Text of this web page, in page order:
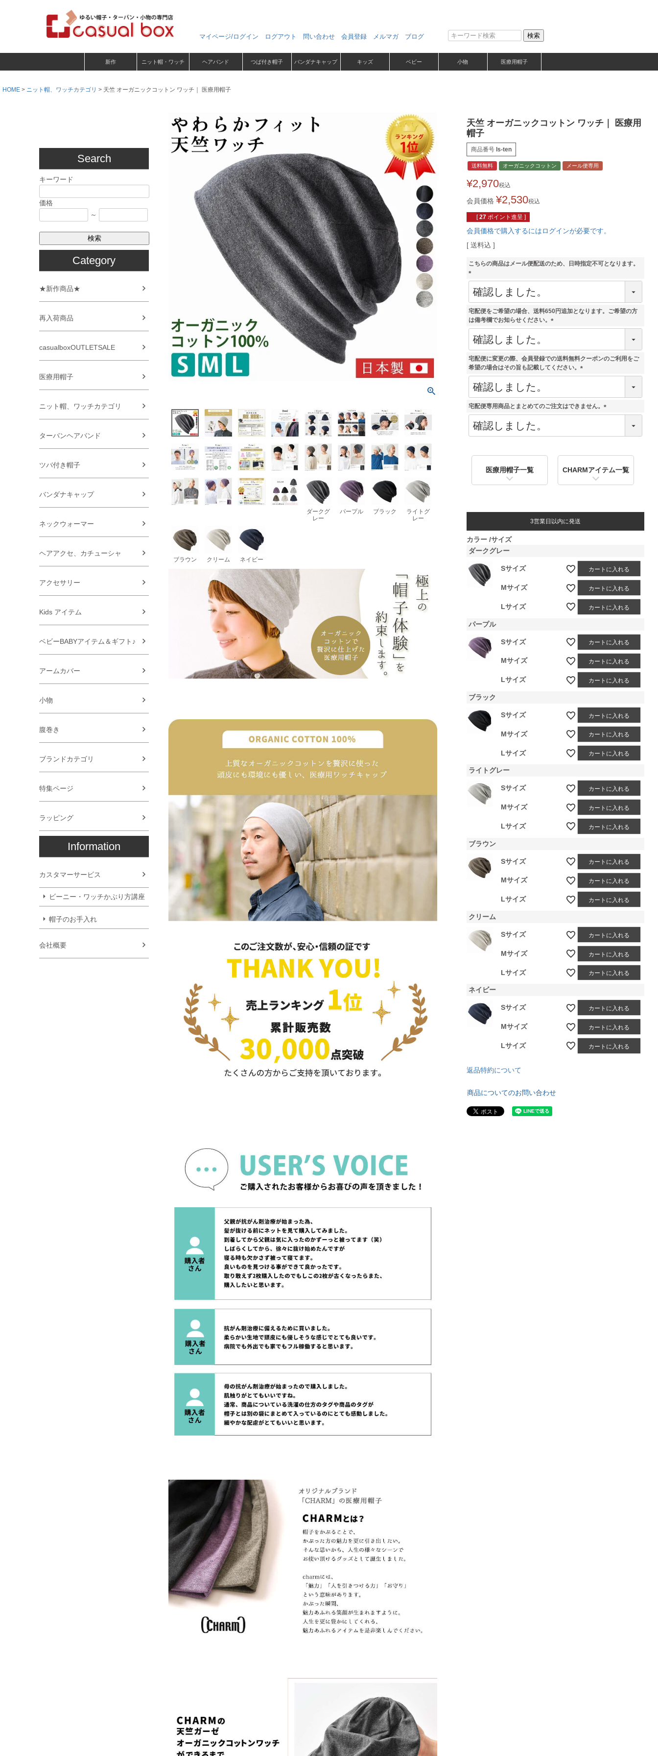
マイページ/ログイン ログアウト 問い合わせ 会員登録 メルマガ ブログ 検索
新作 ニット帽・ワッチ ヘアバンド つば付き帽子 バンダナキャップ キッズ ベビー 小物 医療用帽子
HOME ニット帽、ワッチカテゴリ 天竺 オーガニックコットン ワッチ｜ 医療用帽子
Search
キーワード
価格
～
検索
Category
★新作商品★
再入荷商品
casualboxOUTLETSALE
医療用帽子
ニット帽、ワッチカテゴリ
ターバンヘアバンド
ツバ付き帽子
バンダナキャップ
ネックウォーマー
ヘアアクセ、カチューシャ
アクセサリー
Kids アイテム
ベビーBABYアイテム＆ギフト♪
アームカバー
小物
腹巻き
ブランドカテゴリ
特集ページ
ラッピング
Information
カスタマーサービス
ビーニー・ワッチかぶり方講座
帽子のお手入れ
会社概要
ダークグ
レー
パープル ブラック
ライトグ
レー
ブラウン クリーム ネイビー
天竺 オーガニックコットン ワッチ｜ 医療用
帽子
商品番号 ls-ten
送料無料 オーガニックコットン メール便専用
¥2,970税込
会員価格 ¥2,530税込
[ 27 ポイント進呈 ]
会員価格で購入するにはログインが必要です。
送料込
こちらの商品はメール便配送のため、日時指定不可となります。
(
必
須
)
宅配便をご希望の場合、送料650円追加となります。ご希望の方
は備考欄でお知らせください。
(
須
)
宅配便に変更の際、会員登録での送料無料クーポンのご利用をご
希望の場合はその旨も記載してください。
(
須
)
宅配便専用商品とまとめてのご注文はできません。
(
須
医療用帽子一覧 CHARMアイテム一覧
3営業日以内に発送
カラー サイズ
ダークグレー
Sサイズ カートに入れる
Mサイズ カートに入れる
Lサイズ カートに入れる
パープル
Sサイズ カートに入れる
Mサイズ カートに入れる
Lサイズ カートに入れる
ブラック
Sサイズ カートに入れる
Mサイズ カートに入れる
Lサイズ カートに入れる
ライトグレー
Sサイズ カートに入れる
Mサイズ カートに入れる
Lサイズ カートに入れる
ブラウン
Sサイズ カートに入れる
Mサイズ カートに入れる
Lサイズ カートに入れる
クリーム
Sサイズ カートに入れる
Mサイズ カートに入れる
Lサイズ カートに入れる
ネイビー
Sサイズ カートに入れる
Mサイズ カートに入れる
Lサイズ カートに入れる
返品特約について
商品についてのお問い合わせ